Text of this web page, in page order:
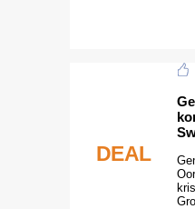
DEAL